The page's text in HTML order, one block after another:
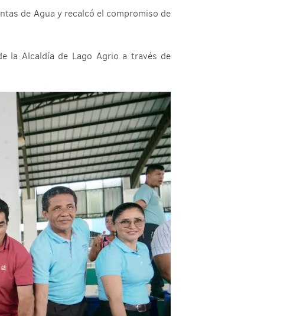
de Agua y recalcó el compromiso de
la Alcaldía de Lago Agrio a través de